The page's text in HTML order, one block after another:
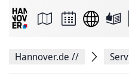
Seite
Facebook
Hannover.de //